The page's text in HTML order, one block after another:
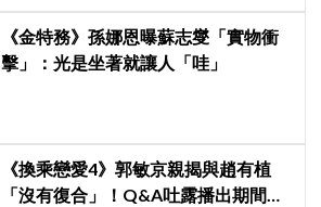
《金特務》孫娜恩曝蘇志燮「實物衝
擊」：光是坐著就讓人「哇」
《換乘戀愛4》郭敏京親揭與趙有植
「沒有復合」！Q&A吐露播出期間壓